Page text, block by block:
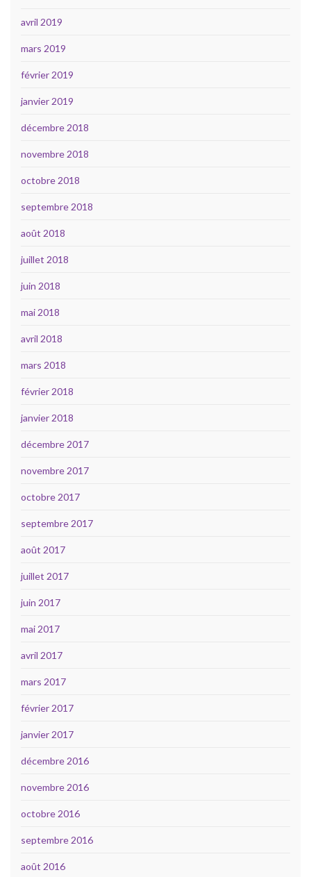
avril 2019
mars 2019
février 2019
janvier 2019
décembre 2018
novembre 2018
octobre 2018
septembre 2018
août 2018
juillet 2018
juin 2018
mai 2018
avril 2018
mars 2018
février 2018
janvier 2018
décembre 2017
novembre 2017
octobre 2017
septembre 2017
août 2017
juillet 2017
juin 2017
mai 2017
avril 2017
mars 2017
février 2017
janvier 2017
décembre 2016
novembre 2016
octobre 2016
septembre 2016
août 2016